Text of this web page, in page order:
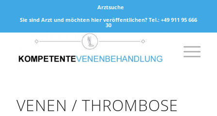
Arztsuche
Sie sind Arzt und möchten hier veröffentlichen? Tel.: +49 911 95 666
30
VENEN / THROMBOSE